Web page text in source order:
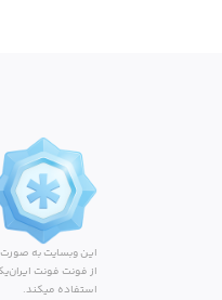
این وبسایت به صورت
از فونت فونت
استفاده میکند.